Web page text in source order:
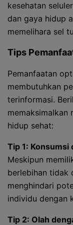
kesehatan
dan gaya hidup
memelihara sel
Tips
Pemanfaatan
membutuhkan
terinformasi.
memaksimalkan
hidup sehat:
Tip 1: Konsumsi
Meskipun
berlebihan tidak
menghindari
individu dengan
Tip 2: Olah